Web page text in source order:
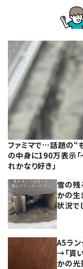
ファミマで…話題の“
の中身に190万表示「
れかなり好き」
雪の残
かの
状況で
A5ラン
→「貰
かの光